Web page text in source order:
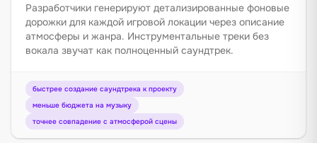
Разработчики генерируют детализированные фоновые
дорожки для каждой игровой локации через описание
атмосферы и жанра. Инструментальные треки без
вокала звучат как полноценный саундтрек.
быстрее создание саундтрека к проекту
меньше бюджета на музыку
точнее совпадение с атмосферой сцены